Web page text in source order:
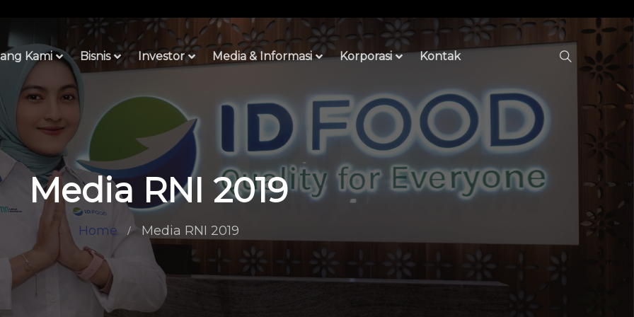
Kami Bisnis Investor Media & Informasi Korporasi Kontak
Media RNI 2019
Home Media RNI 2019